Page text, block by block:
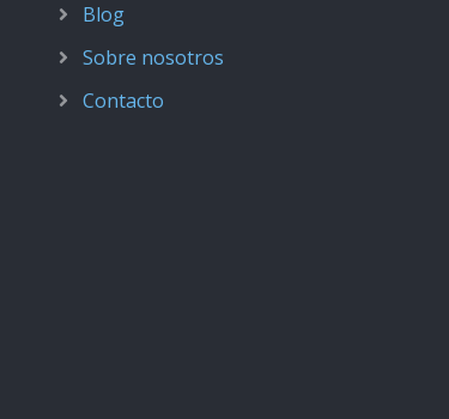
Blog
Sobre nosotros
Contacto